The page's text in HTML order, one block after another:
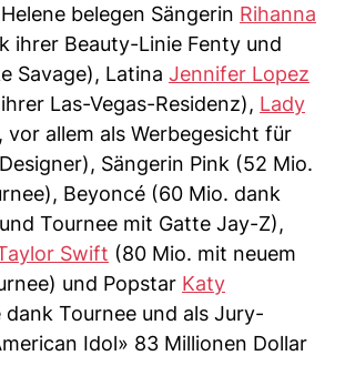
belegen Sängerin Rihanna
ihrer Beauty-Linie Fenty und
Savage), Latina Jennifer Lopez
Las-Vegas-Residenz), Lady
vor allem als Werbegesicht für
Sängerin Pink (52 Mio.
Beyoncé (60 Mio. dank
Tournee mit Gatte Jay-Z),
Swift (80 Mio. mit neuem
und Popstar Katy
dank Tournee und als Jury-
Idol» 83 Millionen Dollar